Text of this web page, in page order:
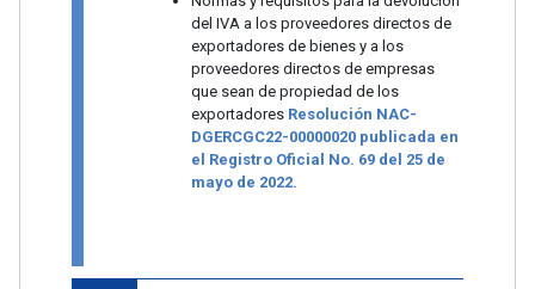
del IVA a los proveedores directos de
exportadores de bienes y a los
proveedores directos de empresas
que sean de propiedad de los
exportadores Resolución NAC-
DGERCGC22-00000020 publicada en
el Registro Oficial No. 69 del 25 de
mayo de 2022.